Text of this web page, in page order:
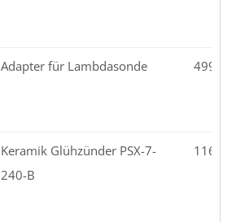
Adapter für Lambdasonde 499.99-
Keramik Glühzünder PSX-7-
240-B
116.87-